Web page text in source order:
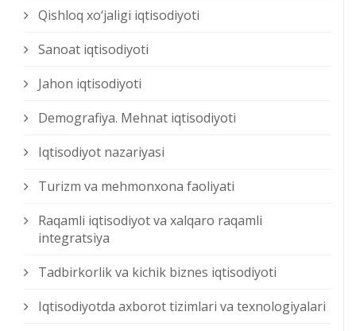
Qishloq xо‘jaligi iqtisodiyoti
Sanoat iqtisodiyoti
Jahon iqtisodiyoti
Demografiya. Mehnat iqtisodiyoti
Iqtisodiyot nazariyasi
Turizm va mehmonxona faoliyati
Raqamli iqtisodiyot va xalqaro raqamli
integratsiya
Tadbirkorlik va kichik biznes iqtisodiyoti
Iqtisodiyotda axborot tizimlari va texnologiyalari